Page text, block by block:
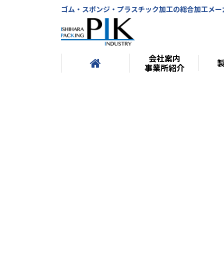
ゴム・スポンジ・プラスチック加工の総合加工メー
会社案内
事業所紹介